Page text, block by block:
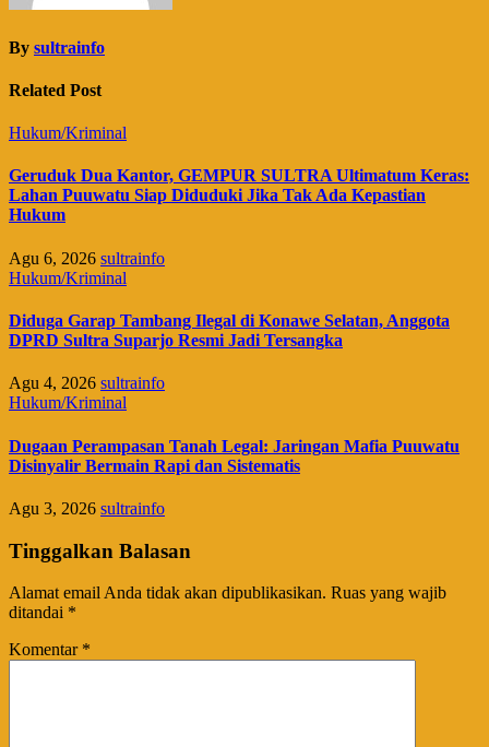
By sultrainfo
Related Post
Hukum/Kriminal
Geruduk Dua Kantor, GEMPUR SULTRA Ultimatum Keras:
Lahan Puuwatu Siap Diduduki Jika Tak Ada Kepastian
Hukum
Agu 6, 2026 sultrainfo
Hukum/Kriminal
Diduga Garap Tambang Ilegal di Konawe Selatan, Anggota
DPRD Sultra Suparjo Resmi Jadi Tersangka
Agu 4, 2026 sultrainfo
Hukum/Kriminal
Dugaan Perampasan Tanah Legal: Jaringan Mafia Puuwatu
Disinyalir Bermain Rapi dan Sistematis
Agu 3, 2026 sultrainfo
Tinggalkan Balasan
Alamat email Anda tidak akan dipublikasikan. Ruas yang wajib
ditandai *
Komentar *